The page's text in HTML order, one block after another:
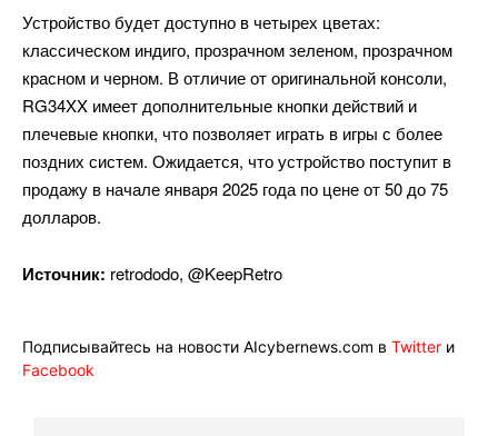
Устройство будет доступно в четырех цветах:
классическом индиго, прозрачном зеленом, прозрачном
красном и черном. В отличие от оригинальной консоли,
RG34XX имеет дополнительные кнопки действий и
плечевые кнопки, что позволяет играть в игры с более
поздних систем. Ожидается, что устройство поступит в
продажу в начале января 2025 года по цене от 50 до 75
долларов.
Источник: retrododo, @KeepRetro
Подписывайтесь на новости AIcybernews.com в Twitter и
Facebook